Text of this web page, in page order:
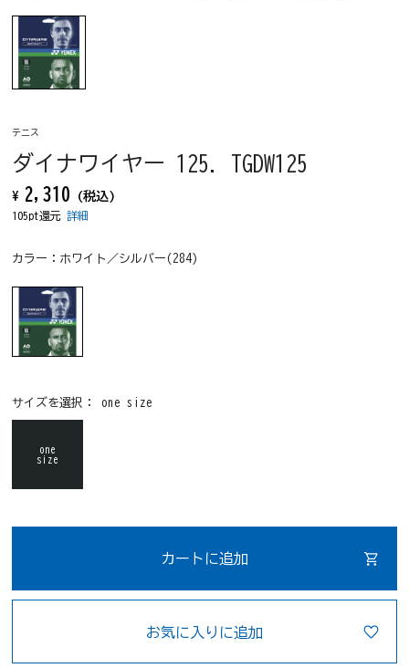
テニス
ダイナワイヤー 125. TGDW125
¥ 2,310 (税込)
105pt還元詳細
カラー： ホワイト／シルバー(284)
サイズを選択：one size
one
size
カートに追加
お気に入りに追加